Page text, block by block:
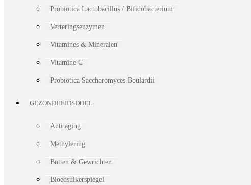
Probiotica Lactobacillus / Bifidobacterium
Verteringsenzymen
Vitamines & Mineralen
Vitamine C
Probiotica Saccharomyces Boulardii
GEZONDHEIDSDOEL
Anti aging
Methylering
Botten & Gewrichten
Bloedsuikerspiegel